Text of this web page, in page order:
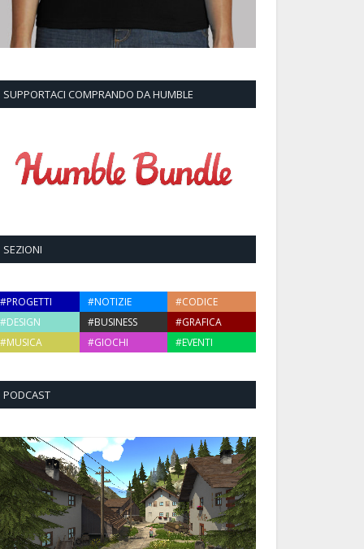
SUPPORTACI COMPRANDO DA HUMBLE
SEZIONI
#PROGETTI #NOTIZIE
#CODICE
#DESIGN
#BUSINESS
#GRAFICA
#MUSICA
#GIOCHI #EVENTI
PODCAST